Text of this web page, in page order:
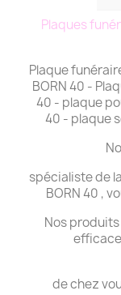
Plaques
Plaque
BORN 40 -
40 - plaque
40 - plaque
spécialiste de
BORN 40 ,
Nos
de chez